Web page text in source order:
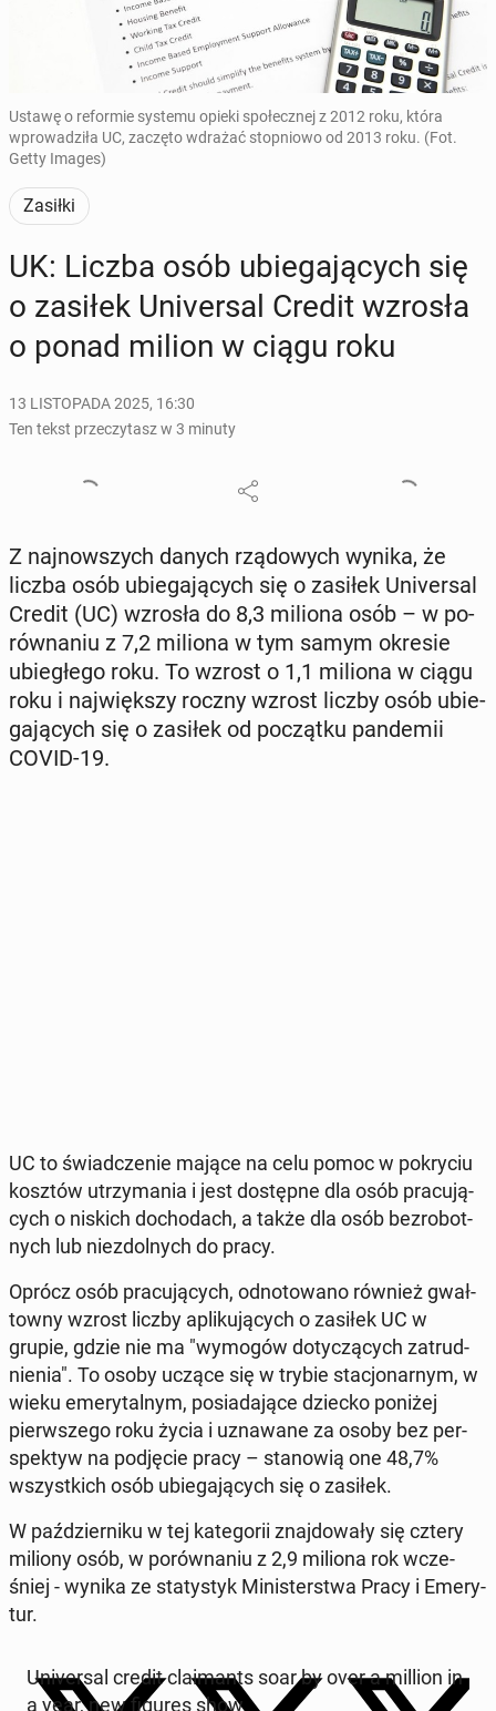
Ustawę o reformie systemu opieki społecznej z 2012 roku, która
wprowadziła UC, zaczęto wdrażać stopniowo od 2013 roku. (Fot.
Getty Images)
Zasiłki
UK: Liczba osób ubie­ga­ją­cych się
o zasiłek Uni­ver­sal Credit wzrosła
o ponad milion w ciągu roku
13 LISTOPADA 2025, 16:30
Ten tekst przeczytasz w 3 minuty
Z naj­now­szych danych rzą­do­wych wynika, że
liczba osób ubie­ga­ją­cych się o zasiłek Uni­ver­sal
Credit (UC) wzrosła do 8,3 miliona osób – w po­
rów­na­niu z 7,2 miliona w tym samym okresie
ubie­głe­go roku. To wzrost o 1,1 miliona w ciągu
roku i naj­więk­szy roczny wzrost liczby osób ubie­
ga­ją­cych się o zasiłek od po­cząt­ku pan­de­mii
COVID-19.
UC to świad­cze­nie mające na celu pomoc w po­kry­ciu
kosztów utrzy­ma­nia i jest do­stęp­ne dla osób pra­cu­ją­
cych o niskich do­cho­dach, a także dla osób bez­ro­bot­
nych lub nie­zdol­nych do pracy.
Oprócz osób pra­cu­ją­cych, od­no­to­wa­no również gwał­
tow­ny wzrost liczby apli­ku­ją­cych o zasiłek UC w
grupie, gdzie nie ma "wymogów do­ty­czą­cych za­trud­
nie­nia". To osoby uczące się w trybie sta­cjo­nar­nym, w
wieku eme­ry­tal­nym, po­sia­da­ją­ce dziecko poniżej
pierw­sze­go roku życia i uzna­wa­ne za osoby bez per­
spek­tyw na pod­ję­cie pracy – sta­no­wią one 48,7%
wszyst­kich osób ubie­ga­ją­cych się o zasiłek.
W paź­dzier­ni­ku w tej ka­te­go­rii znaj­do­wa­ły się cztery
miliony osób, w po­rów­na­niu z 2,9 miliona rok wcze­
śniej - wynika ze sta­ty­styk Mi­ni­ster­stwa Pracy i Eme­ry­
tur.
Uni­ver­sal credit cla­imants soar by over a million in
a year, new figures show